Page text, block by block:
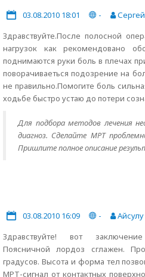
03.08.2010 18:01 -
Сергей
Здравствуйте.После полосной
нагрузок как рекомендовано
поднимаются руки боль в плечах
поворачиваеться подозрение на
не правильно.Помогите боль
ходьбе быстро устаю до потери
Для подбора методов лечения
диагноз. Сделайте МРТ
Пришлите полное описание
03.08.2010 16:09 -
Айсулу
Здравствуйте! вот
Поясничной лордоз сглажен.
градусов. Высота и форма тел
МРТ-сигнал от контактных